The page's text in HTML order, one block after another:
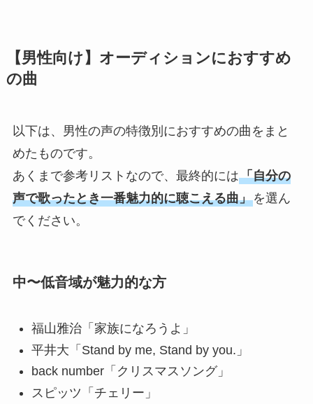
【男性向け】オーディションにおすすめ
の曲
以下は、男性の声の特徴別におすすめの曲をまと
めたものです。
あくまで参考リストなので、最終的には「自分の
声で歌ったとき一番魅力的に聴こえる曲」を選ん
でください。
中〜低音域が魅力的な方
福山雅治「家族になろうよ」
平井大「Stand by me, Stand by you.」
back number「クリスマスソング」
スピッツ「チェリー」